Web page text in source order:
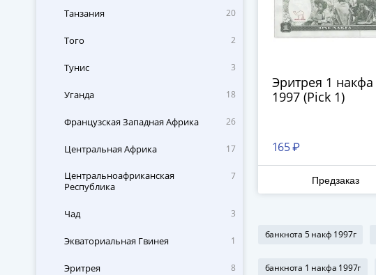
Танзания 20
Того 2
Тунис 3
Уганда 18
Французская Западная Африка 26
Центральная Африка 17
Центральноафриканская
Республика
7
Чад 3
Экваториальная Гвинея 1
Эритрея 8
Эритрея 1 накфа
1997 (Pick 1)
165 ₽
Предзаказ
банкнота 5 накф 1997г
банкнота 1 накфа 1997г